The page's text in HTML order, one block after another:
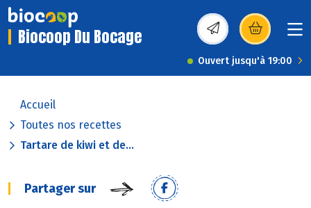
Biocoop Du Bocage (s’ouvre dans une
Ouvert jusqu'à 19:00
Accueil
Toutes nos recettes
Tartare de kiwi et de...
Partager sur